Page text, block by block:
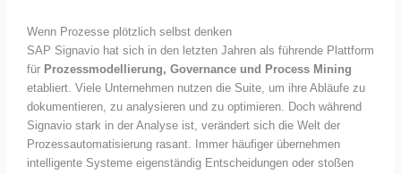
Wenn Prozesse plötzlich selbst denken
SAP Signavio hat sich in den letzten Jahren als führende Plattform
für Prozessmodellierung, Governance und Process Mining
etabliert. Viele Unternehmen nutzen die Suite, um ihre Abläufe zu
dokumentieren, zu analysieren und zu optimieren. Doch während
Signavio stark in der Analyse ist, verändert sich die Welt der
Prozessautomatisierung rasant. Immer häufiger übernehmen
intelligente Systeme eigenständig Entscheidungen oder stoßen